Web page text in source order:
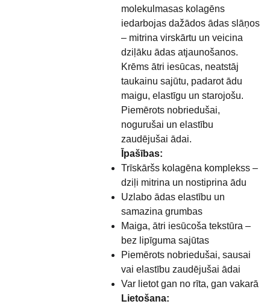
molekulmasas kolagēns
iedarbojas dažādos ādas slāņos
– mitrina virskārtu un veicina
dziļāku ādas atjaunošanos.
Krēms ātri iesūcas, neatstāj
taukainu sajūtu, padarot ādu
maigu, elastīgu un starojošu.
Piemērots nobriedušai,
nogurušai un elastību
zaudējušai ādai.
Īpašības:
Trīskāršs kolagēna komplekss –
dziļi mitrina un nostiprina ādu
Uzlabo ādas elastību un
samazina grumbas
Maiga, ātri iesūcoša tekstūra –
bez lipīguma sajūtas
Piemērots nobriedušai, sausai
vai elastību zaudējušai ādai
Var lietot gan no rīta, gan vakarā
Lietošana: